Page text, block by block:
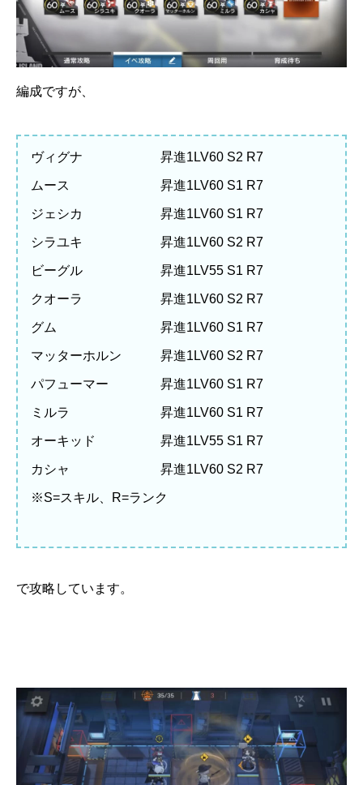
編成ですが、
ヴィグナ 昇進1LV60 S2 R7
ムース 昇進1LV60 S1 R7
ジェシカ 昇進1LV60 S1 R7
シラユキ 昇進1LV60 S2 R7
ビーグル 昇進1LV55 S1 R7
クオーラ 昇進1LV60 S2 R7
グム 昇進1LV60 S1 R7
マッターホルン 昇進1LV60 S2 R7
パフューマー 昇進1LV60 S1 R7
ミルラ 昇進1LV60 S1 R7
オーキッド 昇進1LV55 S1 R7
カシャ 昇進1LV60 S2 R7
※S=スキル、R=ランク
で攻略しています。